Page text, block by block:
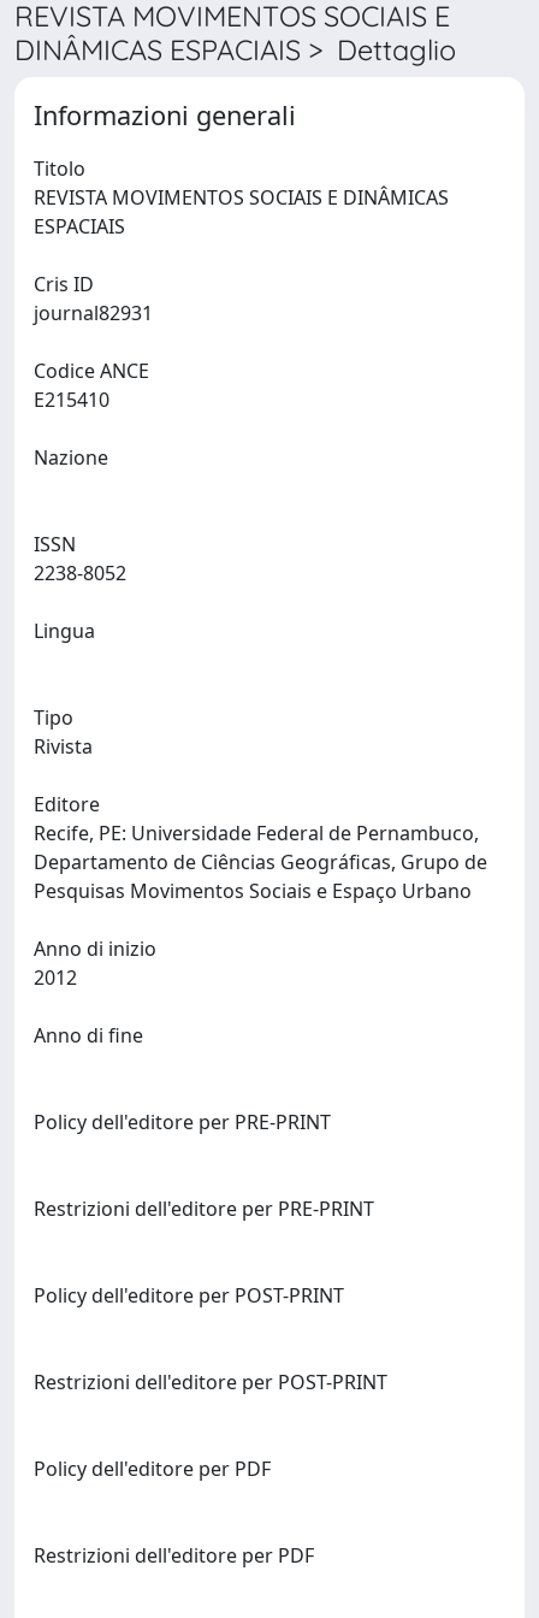
REVISTA MOVIMENTOS SOCIAIS E
DINÂMICAS ESPACIAIS > Dettaglio
Informazioni generali
Titolo
REVISTA MOVIMENTOS SOCIAIS E DINÂMICAS
Cris ID
Codice ANCE
Nazione
ISSN
Lingua
Tipo
Rivista
Editore
Recife, PE: Universidade Federal de Pernambuco,
Departamento de Ciências Geográficas, Grupo de
Anno di inizio
Anno di fine
Policy dell'editore per PRE-PRINT
Restrizioni dell'editore per PRE-PRINT
Policy dell'editore per POST-PRINT
Restrizioni dell'editore per POST-PRINT
Policy dell'editore per PDF
Restrizioni dell'editore per PDF